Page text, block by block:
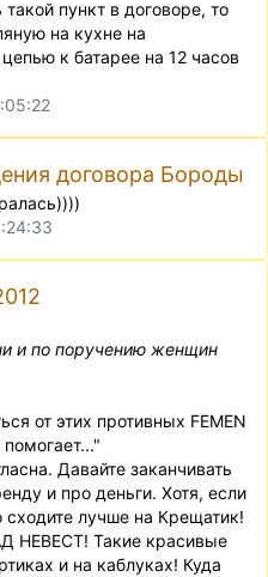
пункт в договоре, то
на кухне на
к батарее на 12 часов
договора Бороды
и по поручению женщин
от этих противных FEMEN
Давайте заканчивать
и про деньги. Хотя, если
сходите лучше на Крещатик!
НЕВЕСТ! Такие красивые
и на каблуках! Куда